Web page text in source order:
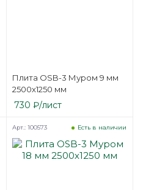
Плита OSB-3 Муром 9 мм
2500х1250 мм
730 ₽/лист
Есть в наличии
Арт.: 100573